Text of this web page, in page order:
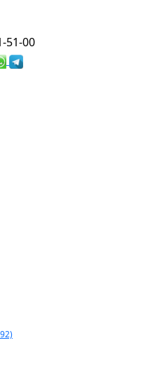
51-00